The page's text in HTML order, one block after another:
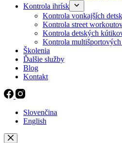
Kontrola ihrísk
Kontrola vonkajších
Kontrola street
Kontrola detských
Kontrola
Školenia
Ďalšie služby
Blog
Kontakt
Slovenčina
English